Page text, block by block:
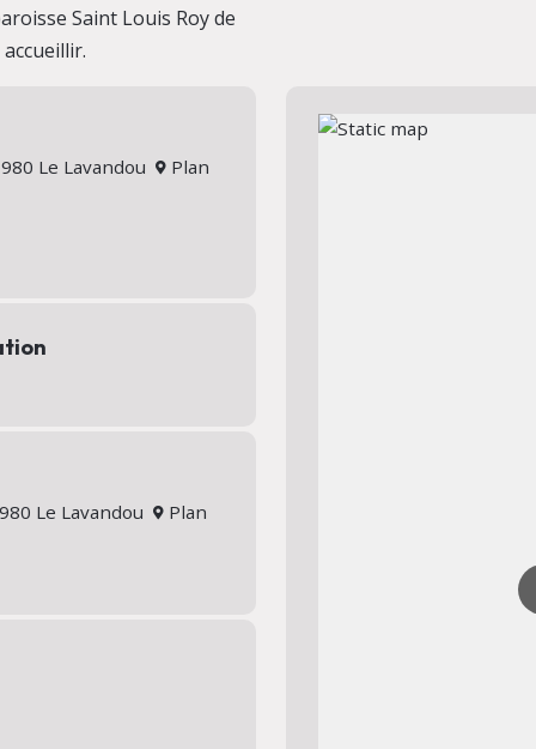
Saint Louis Roy de
Le Lavandou
Plan
Le Lavandou
Plan